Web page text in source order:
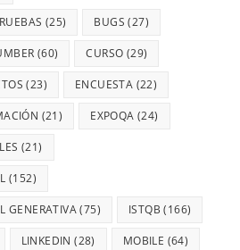
(25) BUGS (27)
(60) CURSO (29)
(23) ENCUESTA (22)
(21) EXPOQA (24)
(21)
(152)
GENERATIVA(75) ISTQB (166)
LINKEDIN (28) MOBILE (64)